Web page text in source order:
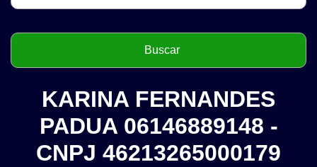
KARINA FERNANDES
PADUA 06146889148 -
CNPJ 46213265000179